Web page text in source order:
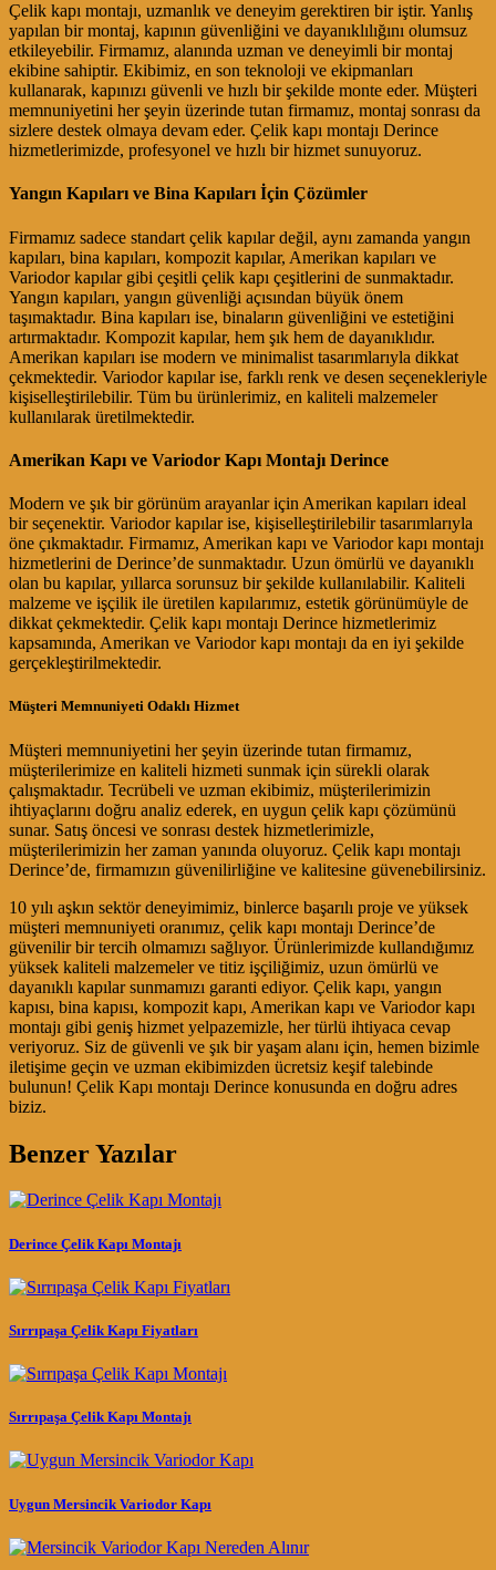
Çelik kapı montajı, uzmanlık ve deneyim gerektiren bir iştir. Yanlış
yapılan bir montaj, kapının güvenliğini ve dayanıklılığını olumsuz
etkileyebilir. Firmamız, alanında uzman ve deneyimli bir montaj
ekibine sahiptir. Ekibimiz, en son teknoloji ve ekipmanları
kullanarak, kapınızı güvenli ve hızlı bir şekilde monte eder. Müşteri
memnuniyetini her şeyin üzerinde tutan firmamız, montaj sonrası da
sizlere destek olmaya devam eder. Çelik kapı montajı Derince
hizmetlerimizde, profesyonel ve hızlı bir hizmet sunuyoruz.
Yangın Kapıları ve Bina Kapıları İçin Çözümler
Firmamız sadece standart çelik kapılar değil, aynı zamanda yangın
kapıları, bina kapıları, kompozit kapılar, Amerikan kapıları ve
Variodor kapılar gibi çeşitli çelik kapı çeşitlerini de sunmaktadır.
Yangın kapıları, yangın güvenliği açısından büyük önem
taşımaktadır. Bina kapıları ise, binaların güvenliğini ve estetiğini
artırmaktadır. Kompozit kapılar, hem şık hem de dayanıklıdır.
Amerikan kapıları ise modern ve minimalist tasarımlarıyla dikkat
çekmektedir. Variodor kapılar ise, farklı renk ve desen seçenekleriyle
kişiselleştirilebilir. Tüm bu ürünlerimiz, en kaliteli malzemeler
kullanılarak üretilmektedir.
Amerikan Kapı ve Variodor Kapı Montajı Derince
Modern ve şık bir görünüm arayanlar için Amerikan kapıları ideal
bir seçenektir. Variodor kapılar ise, kişiselleştirilebilir tasarımlarıyla
öne çıkmaktadır. Firmamız, Amerikan kapı ve Variodor kapı montajı
hizmetlerini de Derince’de sunmaktadır. Uzun ömürlü ve dayanıklı
olan bu kapılar, yıllarca sorunsuz bir şekilde kullanılabilir. Kaliteli
malzeme ve işçilik ile üretilen kapılarımız, estetik görünümüyle de
dikkat çekmektedir. Çelik kapı montajı Derince hizmetlerimiz
kapsamında, Amerikan ve Variodor kapı montajı da en iyi şekilde
gerçekleştirilmektedir.
Müşteri Memnuniyeti Odaklı Hizmet
Müşteri memnuniyetini her şeyin üzerinde tutan firmamız,
müşterilerimize en kaliteli hizmeti sunmak için sürekli olarak
çalışmaktadır. Tecrübeli ve uzman ekibimiz, müşterilerimizin
ihtiyaçlarını doğru analiz ederek, en uygun çelik kapı çözümünü
sunar. Satış öncesi ve sonrası destek hizmetlerimizle,
müşterilerimizin her zaman yanında oluyoruz. Çelik kapı montajı
Derince’de, firmamızın güvenilirliğine ve kalitesine güvenebilirsiniz.
10 yılı aşkın sektör deneyimimiz, binlerce başarılı proje ve yüksek
müşteri memnuniyeti oranımız, çelik kapı montajı Derince’de
güvenilir bir tercih olmamızı sağlıyor. Ürünlerimizde kullandığımız
yüksek kaliteli malzemeler ve titiz işçiliğimiz, uzun ömürlü ve
dayanıklı kapılar sunmamızı garanti ediyor. Çelik kapı, yangın
kapısı, bina kapısı, kompozit kapı, Amerikan kapı ve Variodor kapı
montajı gibi geniş hizmet yelpazemizle, her türlü ihtiyaca cevap
veriyoruz. Siz de güvenli ve şık bir yaşam alanı için, hemen bizimle
iletişime geçin ve uzman ekibimizden ücretsiz keşif talebinde
bulunun! Çelik Kapı montajı Derince konusunda en doğru adres
biziz.
Benzer Yazılar
Derince Çelik Kapı Montajı
Sırrıpaşa Çelik Kapı Fiyatları
Sırrıpaşa Çelik Kapı Montajı
Uygun Mersincik Variodor Kapı